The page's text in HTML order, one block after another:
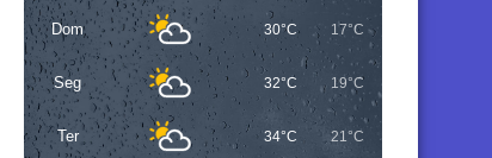
Dom 30°C 17°C
Seg 32°C 19°C
Ter 34°C 21°C